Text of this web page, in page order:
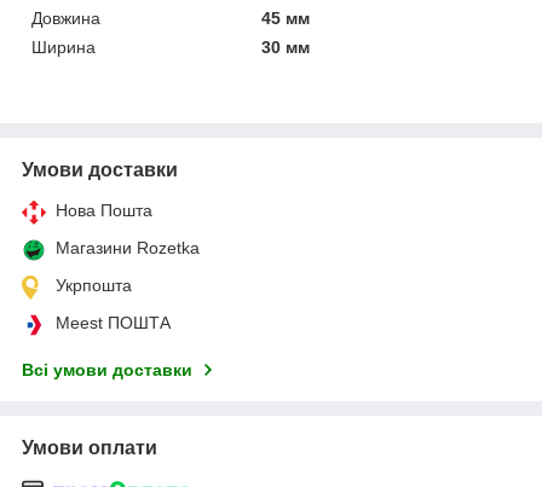
Довжина
45 мм
Ширина
30 мм
Умови доставки
Нова Пошта
Магазини Rozetka
Укрпошта
Meest ПОШТА
Всі умови доставки
Умови оплати